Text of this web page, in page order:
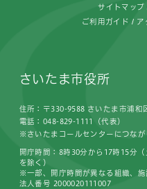
サイトマップ
ご利用ガイド ア
さいたま市役所
住所：〒330-9588 さいたま市浦和
電話：048-829-1111（代表）
※さいたまコールセンターにつなが
開庁時間：8時30分から17時15分
を除く）
※一部、開庁時間が異なる組織、施
法人番号 2000020111007